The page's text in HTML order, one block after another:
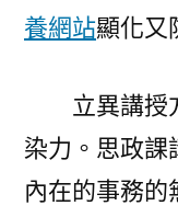
養網站顯化又
立異講授
染力。思政課
內在的事務的